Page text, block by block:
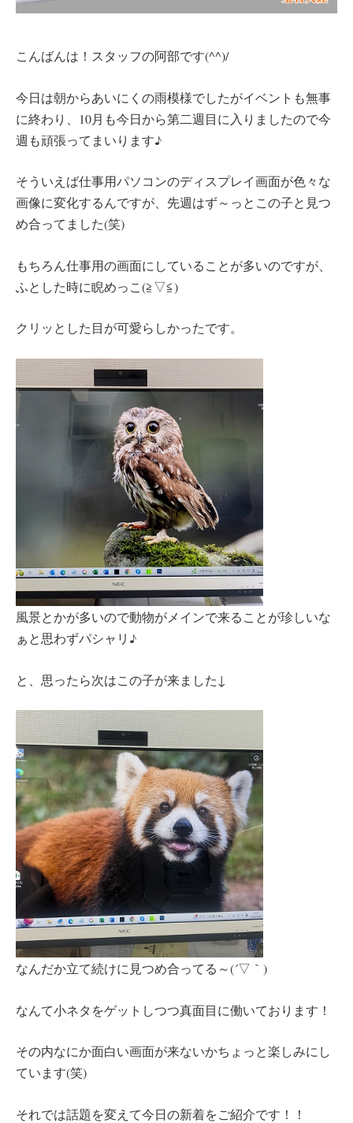
こんばんは！スタッフの阿部です(^^)/
今日は朝からあいにくの雨模様でしたがイベントも無事
に終わり、10月も今日から第二週目に入りましたので今
週も頑張ってまいります♪
そういえば仕事用パソコンのディスプレイ画面が色々な
画像に変化するんですが、先週はず～っとこの子と見つ
め合ってました(笑)
もちろん仕事用の画面にしていることが多いのですが、
ふとした時に睨めっこ(≧▽≦)
クリッとした目が可愛らしかったです。
風景とかが多いので動物がメインで来ることが珍しいな
ぁと思わずパシャリ♪
と、思ったら次はこの子が来ました↓
なんだか立て続けに見つめ合ってる～(´▽｀)
なんて小ネタをゲットしつつ真面目に働いております！
その内なにか面白い画面が来ないかちょっと楽しみにし
ています(笑)
それでは話題を変えて今日の新着をご紹介です！！